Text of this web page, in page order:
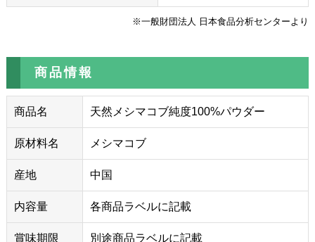
※一般財団法人 日本食品分析センターより
商品情報
商品名 天然メシマコブ純度100%パウダー
原材料名 メシマコブ
産地 中国
内容量 各商品ラベルに記載
賞味期限 別途商品ラベルに記載